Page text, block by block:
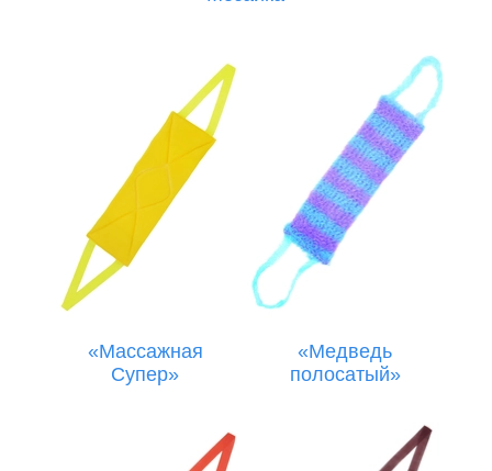
«Массажная
Супер»
«Медведь
полосатый»